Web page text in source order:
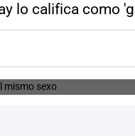
lo califica como